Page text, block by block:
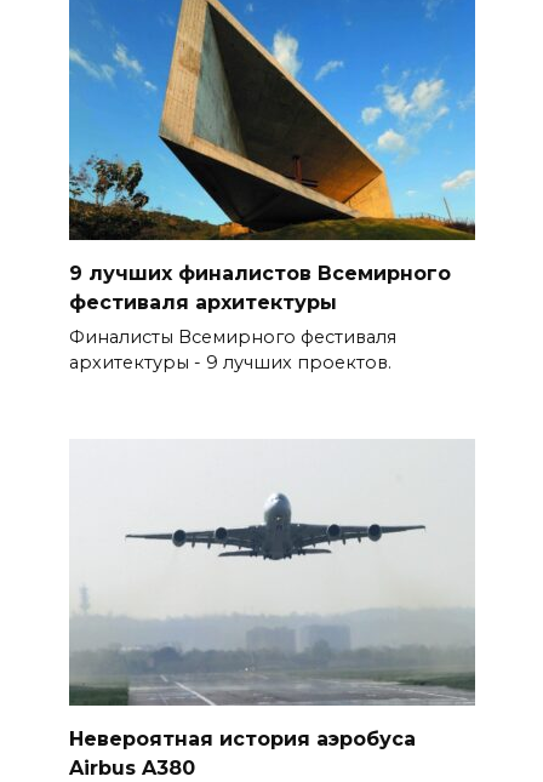
9 лучших финалистов Всемирного
фестиваля архитектуры
Финалисты Всемирного фестиваля
архитектуры - 9 лучших проектов.
Невероятная история аэробуса
Airbus A380